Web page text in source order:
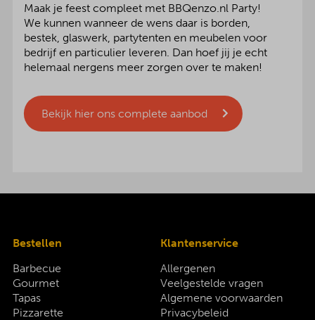
Maak je feest compleet met BBQenzo.nl Party!
We kunnen wanneer de wens daar is borden,
bestek, glaswerk, partytenten en meubelen voor
bedrijf en particulier leveren. Dan hoef jij je echt
helemaal nergens meer zorgen over te maken!
Bekijk hier ons complete aanbod
Bestellen
Barbecue
Gourmet
Tapas
Pizzarette
Klantenservice
Allergenen
Veelgestelde vragen
Algemene voorwaarden
Privacybeleid